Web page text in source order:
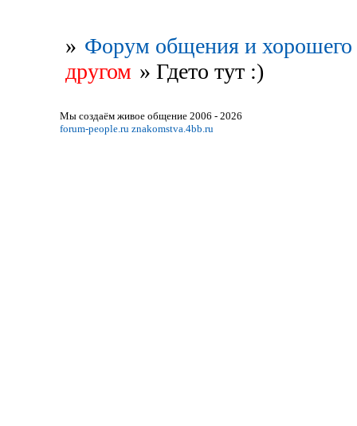
» Форум общения и хорошего
другом » Гдето тут :)
Мы создаём живое общение 2006 - 2026
forum-people.ru znakomstva.4bb.ru